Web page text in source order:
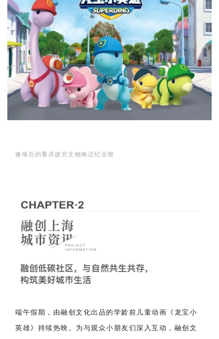
修缮后的重庆故宫文物南迁纪念馆
端午假期，由融创文化出品的学龄前儿童动画《龙宝小
英雄》持续热映。为与观众小朋友们深入互动，融创文